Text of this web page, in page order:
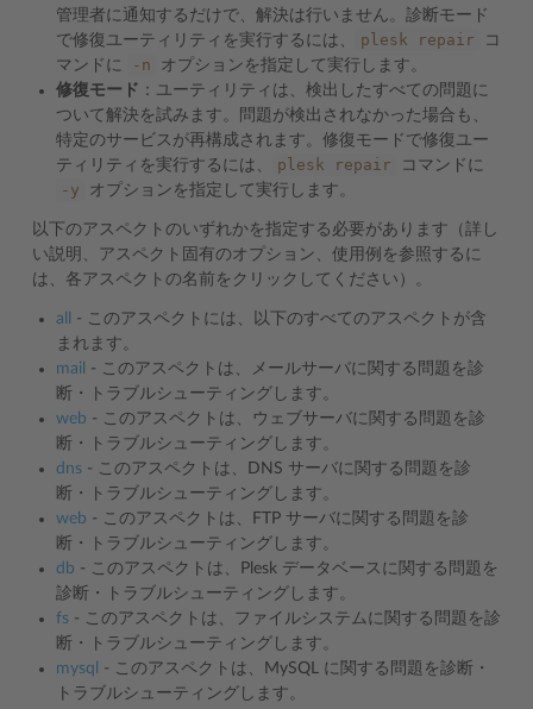
管理者に通知するだけで、解決は行いません。診断モード
で修復ユーティリティを実行するには、
plesk repair
コ
マンドに
-n
オプションを指定して実行します。
修復モード ：ユーティリティは、検出したすべての問題に
ついて解決を試みます。問題が検出されなかった場合も、
特定のサービスが再構成されます。修復モードで修復ユー
ティリティを実行するには、
plesk repair コマンドに
-y オプションを指定して実行します。
以下のアスペクトのいずれかを指定する必要があります（詳し
い説明、アスペクト固有のオプション、使用例を参照するに
は、各アスペクトの名前をクリックしてください）。
all
- このアスペクトには、以下のすべてのアスペクトが含
まれます。
mail
- このアスペクトは、メールサーバに関する問題を診
断・トラブルシューティングします。
web - このアスペクトは、ウェブサーバに関する問題を診
断・トラブルシューティングします。
dns - このアスペクトは、DNS サーバに関する問題を診
断・トラブルシューティングします。
web - このアスペクトは、FTP サーバに関する問題を診
断・トラブルシューティングします。
db - このアスペクトは、Plesk データベースに関する問題を
診断・トラブルシューティングします。
fs - このアスペクトは、ファイルシステムに関する問題を診
断・トラブルシューティングします。
mysql
- このアスペクトは、MySQL に関する問題を診断・
トラブルシューティングします。